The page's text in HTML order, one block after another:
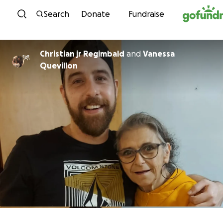
Skip to content
Search Donate Fundraise
Christian jr Regimbald and Vanessa
Quevillon